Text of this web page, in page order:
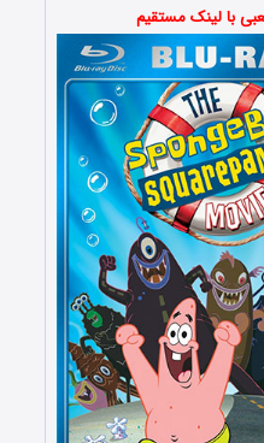
با لینک مستقیم